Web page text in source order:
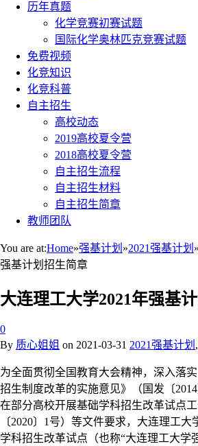
历年真题
化学竞赛初赛试题
国际化学奥林匹克竞赛试题
免费视频
化竞知识
化竞科普
自主招生
高校动态
2019高校夏令营
2018高校夏令营
自主招生流程
自主招生材料
自主招生简章
教师团队
You are at:Home»强基计划 »2021强基计划 »
强基计划招生简章
大连理工大学2021年强基
0
By 质心姐姐 on 2021-03-31 2021强基计划 ,
为全面贯彻全国教育大会精神，深入落
招生制度改革的实施意见》（国发〔
在部分高校开展基础学科招生改革试点
〔2020〕1号）等文件要求，大连理工大
学科招生改革试点（也称“大连理工大学